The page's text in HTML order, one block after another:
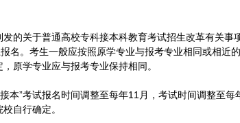
关于普通高校专科接本科教育考试招生改革有关事
名。考生一般应按照原学专业与报考专业相同或相近
原学专业应与报考专业保持相同。
”考试报名时间调整至每年11月，考试时间调整至每
自行确定。